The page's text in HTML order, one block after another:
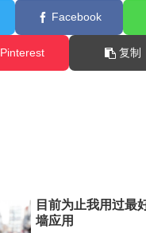
Facebook
Pinterest 复制
目前为止我用过最
墙应用